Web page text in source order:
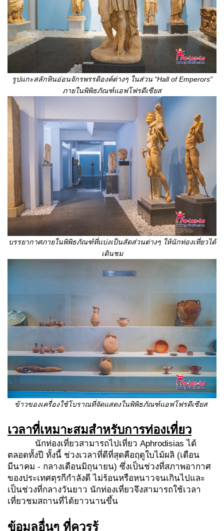
รูปแกะสลักหินอ่อนจักรพรรดิองค์ต่างๆ ในส่วน “Hall of Emperors”
ภายในพิพิธภัณฑ์แอฟโฟรดีเซียส
บรรยากาศภายในพิพิธภัณฑ์ที่แบ่งเป็นสัดส่วนต่างๆ ให้นักท่องเที่ยวได้
เดินชม
ข้าวของเครื่องใช้โบราณที่จัดแสดงในพิพิธภัณฑ์แอฟโฟรดีเซียส
เวลาที่เหมาะสมสำหรับการท่องเที่ยว
นักท่องเที่ยวสามารถไปเที่ยว Aphrodisias ได้
ตลอดทั้งปี ทั้งนี้ ช่วงเวลาที่ดีที่สุดคือฤดูใบไม้ผลิ (เดือน
มีนาคม - กลางเดือนมิถุนายน) ซึ่งเป็นช่วงที่สภาพอากาศ
ของประเทศตุรกีกำลังดี ไม่ร้อนหรือหนาวจนเกินไปและ
เป็นช่วงที่กลางวันยาว นักท่องเที่ยวจึงสามารถใช้เวลา
เที่ยวชมสถานที่ได้ยาวนานขึ้น
ข้อมูลอื่นๆ ที่ควรรู้